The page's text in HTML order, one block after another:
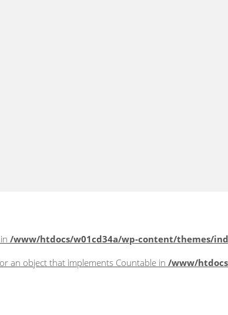
/www/htdocs/w01cd34a/wp-content/themes/
an object that implements Countable in /www/